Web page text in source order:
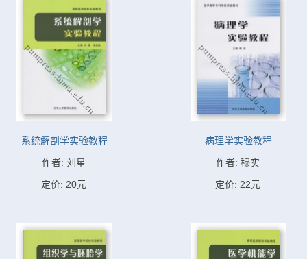
系统解剖学实验教程
作者: 刘星
定价: 20元
病理学实验教程
作者: 穆实
定价: 22元